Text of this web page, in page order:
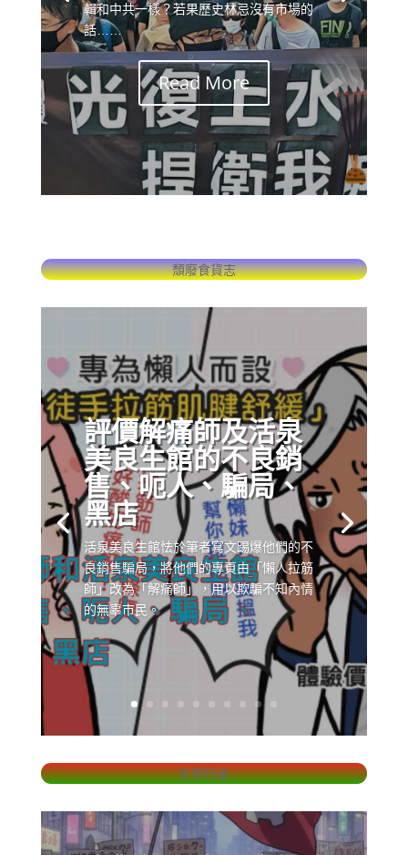
輯和中共一樣？若果歷史林忌沒有市場的
話……
Read More
頹廢食貨志
評價解痛師及活泉
美良生館的不良銷
售、呃人、騙局、
黑店
活泉美良生館怯於筆者寫文踢爆他們的不
良銷售騙局，將他們的專頁由「懶人拉筋
師」改為「解痛師」，用以欺騙不知內情
的無辜市民。
哲學行者